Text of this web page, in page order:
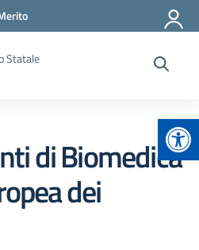
Statale
di Biomedica
dei